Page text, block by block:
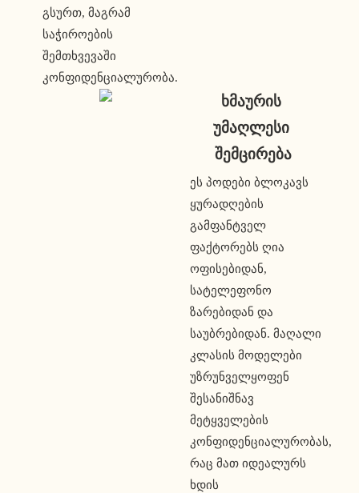
გსურთ, მაგრამ
საჭიროების
შემთხვევაში
კონფიდენციალურობა.
ხმაურის
უმაღლესი
შემცირება
ეს პოდები ბლოკავს
ყურადღების
გამფანტველ
ფაქტორებს ღია
ოფისებიდან,
სატელეფონო
ზარებიდან და
საუბრებიდან. მაღალი
კლასის მოდელები
უზრუნველყოფენ
შესანიშნავ
მეტყველების
კონფიდენციალურობას,
რაც მათ იდეალურს
ხდის